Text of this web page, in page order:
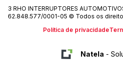
3 RHO INTERRUPTORES
62.848.577/0001-05 © Todos os
Política de privacidade
Natela -